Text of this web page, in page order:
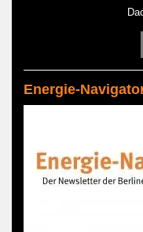
Energie-